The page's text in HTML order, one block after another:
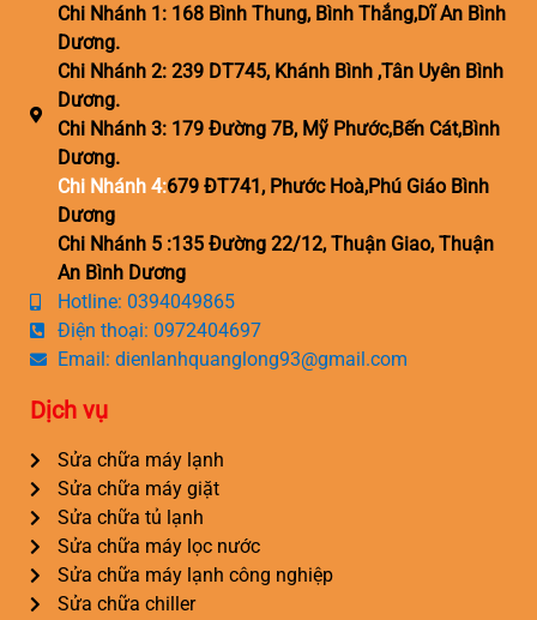
Chi Nhánh 1: 168 Bình Thung, Bình Thắng,Dĩ An Bình
Dương.
Chi Nhánh 2: 239 DT745, Khánh Bình ,Tân Uyên Bình
Dương.
Chi Nhánh 3: 179 Đường 7B, Mỹ Phước,Bến Cát,Bình
Dương.
Chi Nhánh 4:679 ĐT741, Phước Hoà,Phú Giáo Bình
Dương
Chi Nhánh 5 :135 Đường 22/12, Thuận Giao, Thuận
An Bình Dương
Hotline: 0394049865
Điện thoại: 0972404697
Email: dienlanhquanglong93@gmail.com
Dịch vụ
Sửa chữa máy lạnh
Sửa chữa máy giặt
Sửa chữa tủ lạnh
Sửa chữa máy lọc nước
Sửa chữa máy lạnh công nghiệp
Sửa chữa chiller